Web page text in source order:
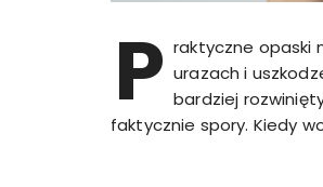
P raktyczne opaski
urazach i
bardziej
faktycznie spory. Kiedy